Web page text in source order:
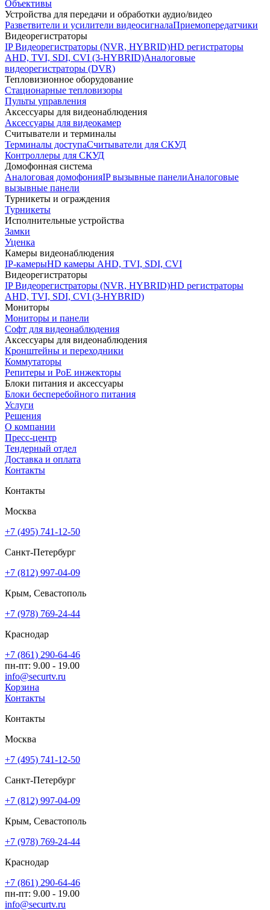
Объективы
Устройства для передачи и обработки аудио/видео
Разветвители и усилители видеосигналаПриемопередатчики
Видеорегистраторы
IP Видеорегистраторы (NVR, HYBRID)HD регистраторы
AHD, TVI, SDI, CVI (3-HYBRID)Аналоговые
видеорегистраторы (DVR)
Тепловизионное оборудование
Стационарные тепловизоры
Пульты управления
Аксессуары для видеонаблюдения
Аксессуары для видеокамер
Считыватели и терминалы
Терминалы доступаСчитыватели для СКУД
Контроллеры для СКУД
Домофонная система
Аналоговая домофонияIP вызывные панелиАналоговые
вызывные панели
Турникеты и ограждения
Турникеты
Исполнительные устройства
Замки
Уценка
Камеры видеонаблюдения
IP-камерыHD камеры AHD, TVI, SDI, CVI
Видеорегистраторы
IP Видеорегистраторы (NVR, HYBRID)HD регистраторы
AHD, TVI, SDI, CVI (3-HYBRID)
Мониторы
Мониторы и панели
Софт для видеонаблюдения
Аксессуары для видеонаблюдения
Кронштейны и переходники
Коммутаторы
Репитеры и PoE инжекторы
Блоки питания и аксессуары
Блоки бесперебойного питания
Услуги
Решения
О компании
Пресс-центр
Тендерный отдел
Доставка и оплата
Контакты
Контакты
Москва
+7 (495) 741-12-50
Санкт-Петербург
+7 (812) 997-04-09
Крым, Севастополь
+7 (978) 769-24-44
Краснодар
+7 (861) 290-64-46
пн-пт: 9.00 - 19.00
info@securtv.ru
Корзина
Контакты
Контакты
Москва
+7 (495) 741-12-50
Санкт-Петербург
+7 (812) 997-04-09
Крым, Севастополь
+7 (978) 769-24-44
Краснодар
+7 (861) 290-64-46
пн-пт: 9.00 - 19.00
info@securtv.ru